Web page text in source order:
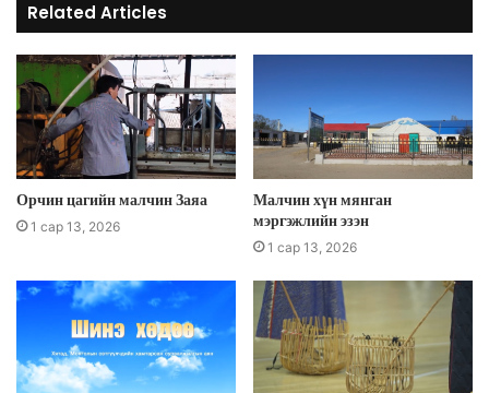
Related Articles
Орчин цагийн малчин Заяа
1 сар 13, 2026
Малчин хүн мянган
мэргэжлийн эзэн
1 сар 13, 2026